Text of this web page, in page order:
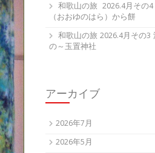
和歌山の旅 2026.4月そ
（おおゆのはら）から餅
和歌山の旅 2026.4月その3
の～玉置神社
アーカイブ
2026年7月
2026年5月